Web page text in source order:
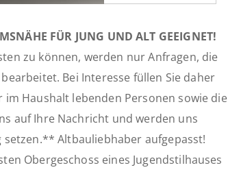
FÜR JUNG UND ALT GEEIGNET!
zu können, werden nur Anfragen, die
Bei Interesse füllen Sie daher
Haushalt lebenden Personen sowie die
auf Ihre Nachricht und werden uns
Altbauliebhaber aufgepasst!
Obergeschoss eines Jugendstilhauses